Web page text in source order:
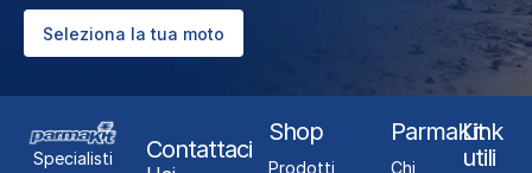
Seleziona la tua moto
Specialisti
Contattaci
Shop
Prodotti
ParmaKit
Chi
Link
utili